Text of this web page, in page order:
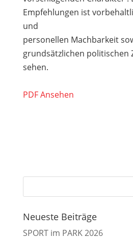
Empfehlungen ist
und
personellen Machbarkeit
grundsätzlichen politischen
sehen.
PDF Ansehen
Neueste Beiträge
SPORT im PARK 2026